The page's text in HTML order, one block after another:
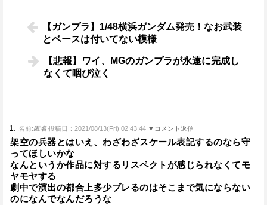
【ガンプラ】1/48横浜ガンダム発売！なお武装
とベースは付いてない模様
【悲報】ワイ、MGのガンプラが永遠に完成し
なくて咽び泣く
1. 名前:匿名 投稿日：2021/08/13(Fri) 02:43:44 ▼コメント返信
架空の兵器とはいえ、わざわざスケール表記するのなら守
ってほしいかな
なんというか作品に対するリスペクトが感じられなくてモ
ヤモヤする
劇中で演出の都合上多少ブレるのはそこまで気にならない
のになんでなんだろうな